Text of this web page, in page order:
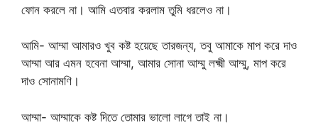
ফোন করলে না। আমি এতবার করলাম তুমি ধরলেও না।
আমি- আম্মা আমারও খুব কষ্ট হয়েছে তারজন্য, তবু আমাকে মাপ করে দাও
আম্মা আর এমন হবেনা আম্মা, আমার সোনা আম্মু লক্ষ্মী আম্মু, মাপ করে
দাও সোনামণি।
আম্মা- আম্মাকে কষ্ট দিতে তোমার ভালো লাগে তাই না।